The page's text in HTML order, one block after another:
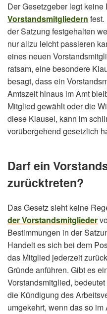
Der Gesetzgeber legt keine
Vorstandsmitgliedern
der Satzung festgehalten
nur allzu leicht passieren
eines neuen
ratsam, eine besondere
besagt, dass ein
Amtszeit hinaus im Amt
Mitglied gewählt oder die
diese Klausel, kann im
vorübergehend gesetzlich
Darf ein
zurücktreten?
Das Gesetz sieht keine
der Vorstandsmitglieder
Bestimmungen in der
Handelt es sich bei dem
das Mitglied jederzeit
Gründe anführen. Gibt es
Vorstandsmitglied,
die Kündigung des
umgekehrt, wenn das so